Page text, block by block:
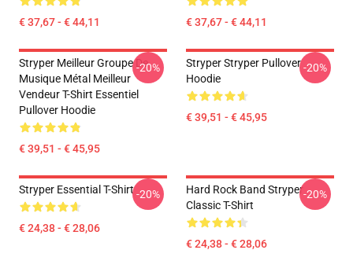
€ 37,67 - € 44,11 € 37,67 - € 44,11
Stryper Meilleur Groupe De
Musique Métal Meilleur
Vendeur T-Shirt Essentiel
Pullover Hoodie
€ 39,51 - € 45,95
-20%
Stryper Stryper Pullover
Hoodie
€ 39,51 - € 45,95
-20%
Stryper Essential T-Shirt
€ 24,38 - € 28,06
-20%
Hard Rock Band Stryper
Classic T-Shirt
€ 24,38 - € 28,06
-20%